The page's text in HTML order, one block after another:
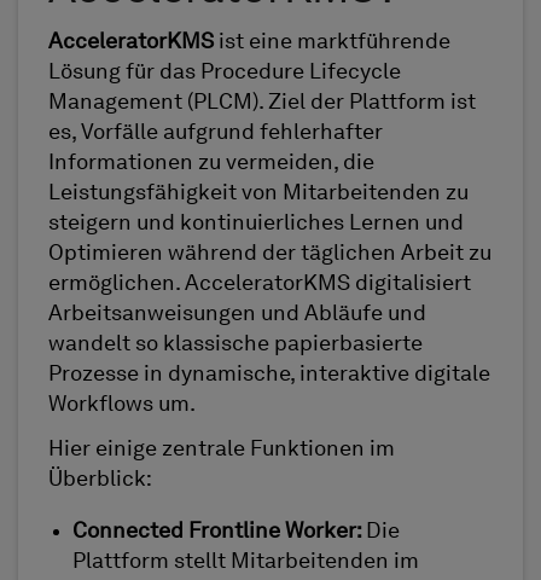
AcceleratorKMS ist eine marktführende
Lösung für das Procedure Lifecycle
Management (PLCM). Ziel der Plattform ist
es, Vorfälle aufgrund fehlerhafter
Informationen zu vermeiden, die
Leistungsfähigkeit von Mitarbeitenden zu
steigern und kontinuierliches Lernen und
Optimieren während der täglichen Arbeit zu
ermöglichen. AcceleratorKMS digitalisiert
Arbeitsanweisungen und Abläufe und
wandelt so klassische papierbasierte
Prozesse in dynamische, interaktive digitale
Workflows um.
Hier einige zentrale Funktionen im
Überblick:
Connected Frontline Worker: Die
Plattform stellt Mitarbeitenden im